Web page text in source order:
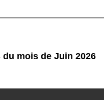
mois de Juin 2026